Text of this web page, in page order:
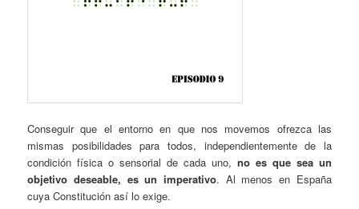
Conseguir que el entorno en que nos movemos ofrezca las
mismas posibilidades para todos, independientemente de la
condición física o sensorial de cada uno, no es que sea un
objetivo deseable, es un imperativo. Al menos en España
cuya Constitución así lo exige.